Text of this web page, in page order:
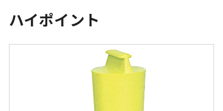
ハイポイント